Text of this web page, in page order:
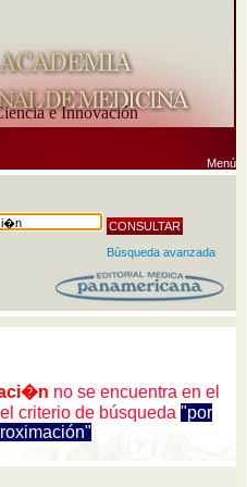
e Innovación
Menú
Búsqueda avanzada